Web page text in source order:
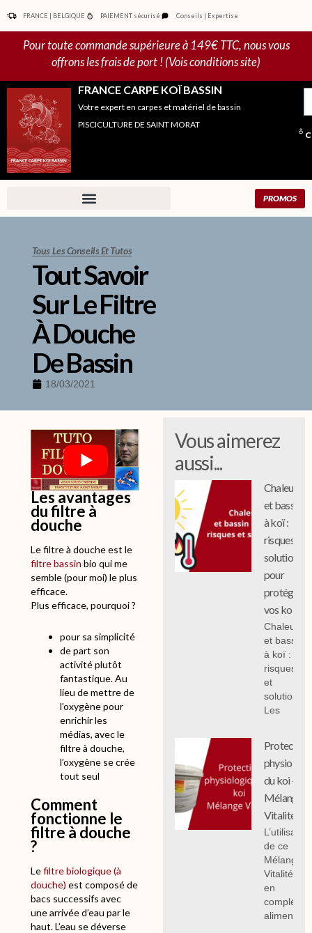
contenu
FRANCE | BELGIQUE PAIEMENT sécurisé Conseils | Expertise
Pour toute commande supérieure à 149€ TTC, nous vous
offrons les frais de port ! (Vois conditions site)
FRANCE CARPE KOÏ BASSIN
Votre expert en carpes et matériel de bassin
PISCICULTURE DE SAINT MORAT
PROMOS
Tous Les Conseils Et Tutos
Tout Savoir
Sur Le Filtre
À Douche
De Bassin
18/03/2021
Les avantages
du filtre à
douche
Le filtre à douche est le
filtre bassin bio qui me
semble (pour moi) le plus
efficace.
Plus efficace, pourquoi ?
pour sa simplicité
de part son
activité plutôt
fantastique. Au
lieu de mettre de
l’oxygène pour
enrichir les
médias, avec le
filtre à douche,
l’oxygène se crée
tout seul
Comment
fonctionne le
filtre à douche
?
Lefiltre biologique (à
douche) est composé de
bacs successifs avec
une arrivée d’eau par le
haut. L’eau se déverse
P
l
a
g
e
d
r
i
x
:
9
0
0
€
3
6
8
€
P
l
a
g
e
d
r
i
x
:
9
0
0
€
8
6
9
€
P
l
a
g
e
r
x
:
9
0
3
P
l
a
g
e
d
r
i
x
:
5
0
7
Vous aimerez
aussi...
Chaleur
et bassin
à koï :
risques et
solutions
pour
protéger
vos koi
Chaleur
et bassin
à koï :
risques
et
solutions;
Les
Protection
du koi -
Mélange
Vitalité
L’utilisation
de ce
Mélange
Vitalité 1
en
alimentaire